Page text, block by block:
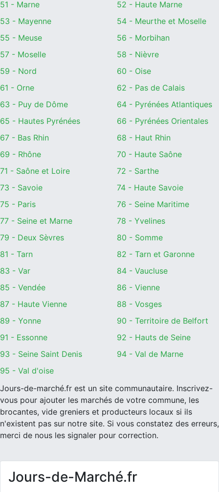
51 - Marne
52 - Haute Marne
53 - Mayenne
54 - Meurthe et Moselle
55 - Meuse
56 - Morbihan
57 - Moselle
58 - Nièvre
59 - Nord
60 - Oise
61 - Orne
62 - Pas de Calais
63 - Puy de Dôme
64 - Pyrénées Atlantiques
65 - Hautes Pyrénées
66 - Pyrénées Orientales
67 - Bas Rhin
68 - Haut Rhin
69 - Rhône
70 - Haute Saône
71 - Saône et Loire
72 - Sarthe
73 - Savoie
74 - Haute Savoie
75 - Paris
76 - Seine Maritime
77 - Seine et Marne
78 - Yvelines
79 - Deux Sèvres
80 - Somme
81 - Tarn
82 - Tarn et Garonne
83 - Var
84 - Vaucluse
85 - Vendée
86 - Vienne
87 - Haute Vienne
88 - Vosges
89 - Yonne
90 - Territoire de Belfort
91 - Essonne
92 - Hauts de Seine
93 - Seine Saint Denis
94 - Val de Marne
95 - Val d'oise
Jours-de-marché.fr est un site communautaire. Inscrivez-
vous pour ajouter les marchés de votre commune, les
brocantes, vide greniers et producteurs locaux si ils
n'existent pas sur notre site. Si vous constatez des erreurs,
merci de nous les signaler pour correction.
Jours-de-Marché.fr